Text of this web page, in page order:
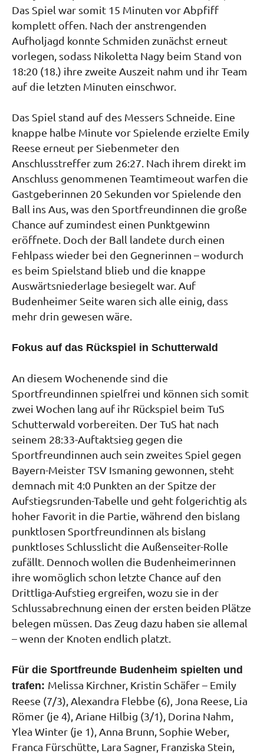
Das Spiel war somit 15 Minuten vor Abpfiff
komplett offen. Nach der anstrengenden
Aufholjagd konnte Schmiden zunächst erneut
vorlegen, sodass Nikoletta Nagy beim Stand von
18:20 (18.) ihre zweite Auszeit nahm und ihr Team
auf die letzten Minuten einschwor.
Das Spiel stand auf des Messers Schneide. Eine
knappe halbe Minute vor Spielende erzielte Emily
Reese erneut per Siebenmeter den
Anschlusstreffer zum 26:27. Nach ihrem direkt im
Anschluss genommenen Teamtimeout warfen die
Gastgeberinnen 20 Sekunden vor Spielende den
Ball ins Aus, was den Sportfreundinnen die große
Chance auf zumindest einen Punktgewinn
eröffnete. Doch der Ball landete durch einen
Fehlpass wieder bei den Gegnerinnen – wodurch
es beim Spielstand blieb und die knappe
Auswärtsniederlage besiegelt war. Auf
Budenheimer Seite waren sich alle einig, dass
mehr drin gewesen wäre.
Fokus auf das Rückspiel in Schutterwald
An diesem Wochenende sind die
Sportfreundinnen spielfrei und können sich somit
zwei Wochen lang auf ihr Rückspiel beim TuS
Schutterwald vorbereiten. Der TuS hat nach
seinem 28:33-Auftaktsieg gegen die
Sportfreundinnen auch sein zweites Spiel gegen
Bayern-Meister TSV Ismaning gewonnen, steht
demnach mit 4:0 Punkten an der Spitze der
Aufstiegsrunden-Tabelle und geht folgerichtig als
hoher Favorit in die Partie, während den bislang
punktlosen Sportfreundinnen als bislang
punktloses Schlusslicht die Außenseiter-Rolle
zufällt. Dennoch wollen die Budenheimerinnen
ihre womöglich schon letzte Chance auf den
Drittliga-Aufstieg ergreifen, wozu sie in der
Schlussabrechnung einen der ersten beiden Plätze
belegen müssen. Das Zeug dazu haben sie allemal
– wenn der Knoten endlich platzt.
Für die Sportfreunde Budenheim spielten und
trafen: Melissa Kirchner, Kristin Schäfer – Emily
Reese (7/3), Alexandra Flebbe (6), Jona Reese, Lia
Römer (je 4), Ariane Hilbig (3/1), Dorina Nahm,
Ylea Winter (je 1), Anna Brunn, Sophie Weber,
Franca Fürschütte, Lara Sagner, Franziska Stein,